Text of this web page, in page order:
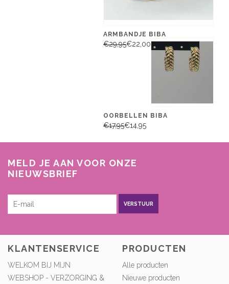
ARMBANDJE BIBA
€29,95€22,00
OORBELLEN BIBA
€17,95€14,95
MELD JE AAN VOOR ONZE
NIEUWSBRIEF
VERSTUUR
KLANTENSERVICE
WELKOM BIJ MIJN
WEBSHOP - VERZORGING &
PRODUCTEN
Alle producten
Nieuwe producten